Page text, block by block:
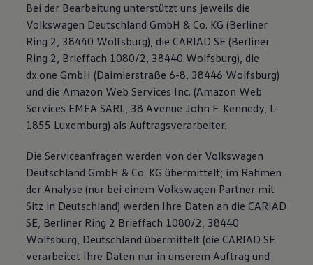
Bei der Bearbeitung unterstützt uns jeweils die
Volkswagen Deutschland GmbH & Co. KG (Berliner
Ring 2, 38440 Wolfsburg), die CARIAD SE (Berliner
Ring 2, Brieffach 1080/2, 38440 Wolfsburg), die
dx.one GmbH (Daimlerstraße 6-8, 38446 Wolfsburg)
und die Amazon Web Services Inc. (Amazon Web
Services EMEA SARL, 38 Avenue John F. Kennedy, L-
1855 Luxemburg) als Auftragsverarbeiter.
Die Serviceanfragen werden von der Volkswagen
Deutschland GmbH & Co. KG übermittelt; im Rahmen
der Analyse (nur bei einem Volkswagen Partner mit
Sitz in Deutschland) werden Ihre Daten an die CARIAD
SE, Berliner Ring 2 Brieffach 1080/2, 38440
Wolfsburg, Deutschland übermittelt (die CARIAD SE
verarbeitet Ihre Daten nur in unserem Auftrag und